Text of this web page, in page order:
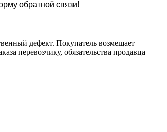
обратной связи!
дефект. Покупатель возмещает
перевозчику, обязательства продавца